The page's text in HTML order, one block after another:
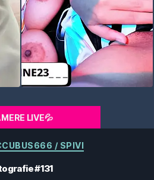
LIVE💦
Categorii/ SPIVI
#131